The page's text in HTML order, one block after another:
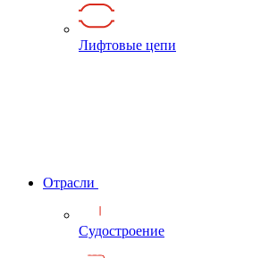
Лифтовые цепи
Отрасли
Судостроение